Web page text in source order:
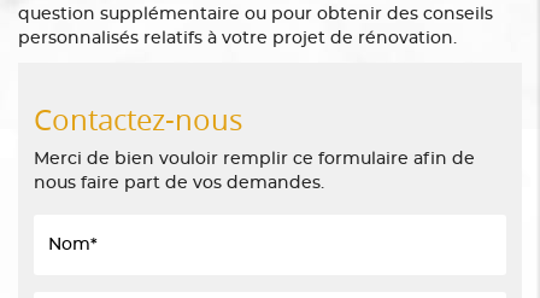
question supplémentaire ou pour obtenir des conseils
personnalisés relatifs à votre projet de rénovation.
Contactez-nous
Merci de bien vouloir remplir ce formulaire afin de
nous faire part de vos demandes.